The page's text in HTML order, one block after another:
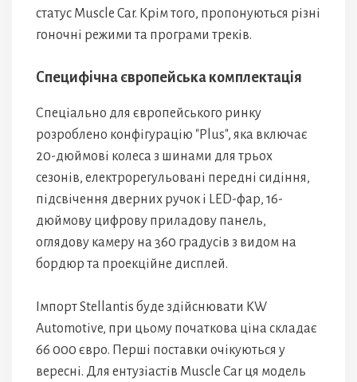
статус Muscle Car. Крім того, пропонуються різні
гоночні режими та програми треків.
Специфічна європейська комплектація
Спеціально для європейського ринку
розроблено конфігурацію "Plus", яка включає
20-дюймові колеса з шинами для трьох
сезонів, електрорегульовані передні сидіння,
підсвічення дверних ручок і LED-фар, 16-
дюймову цифрову приладову панель,
оглядову камеру на 360 градусів з видом на
бордюр та проекційне дисплей.
Імпорт Stellantis буде здійснювати KW
Automotive, при цьому початкова ціна складає
66 000 євро. Перші поставки очікуються у
вересні. Для ентузіастів Muscle Car ця модель